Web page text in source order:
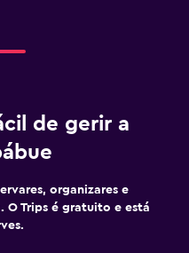
de gerir a
organizares e
O Trips é gratuito e está